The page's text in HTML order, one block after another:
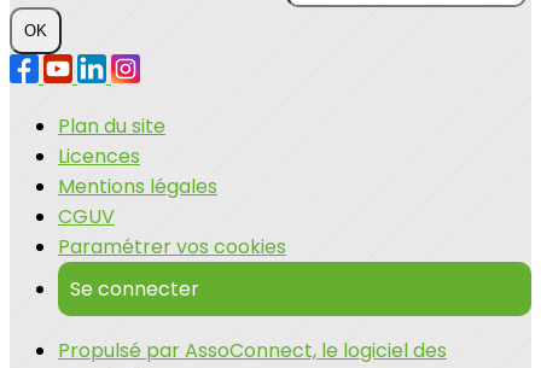
OK
Plan du site
Licences
Mentions légales
CGUV
Paramétrer vos cookies
Se connecter
Propulsé par AssoConnect, le logiciel des